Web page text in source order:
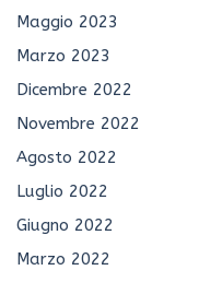
Maggio 2023
Marzo 2023
Dicembre 2022
Novembre 2022
Agosto 2022
Luglio 2022
Giugno 2022
Marzo 2022